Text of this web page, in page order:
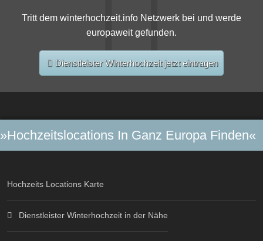
Tritt dem winterhochzeit.info Netzwerk bei und werde
europaweit gefunden.
Dienstleister Winterhochzeit jetzt eintragen
»Hochzeitslocations In Ganz Europa Finden«
Hochzeits Locations Karte
Dienstleister Winterhochzeit in der Nähe